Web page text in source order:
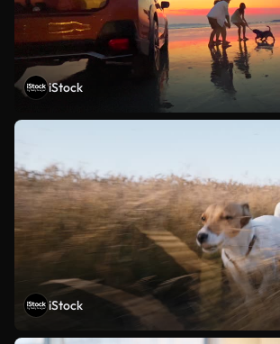
iStock
iStock